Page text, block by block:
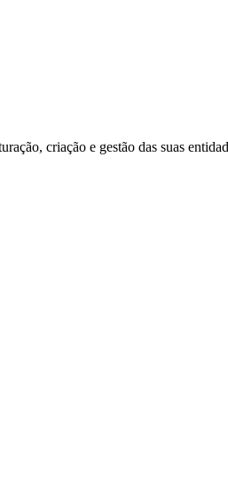
criação e gestão das suas